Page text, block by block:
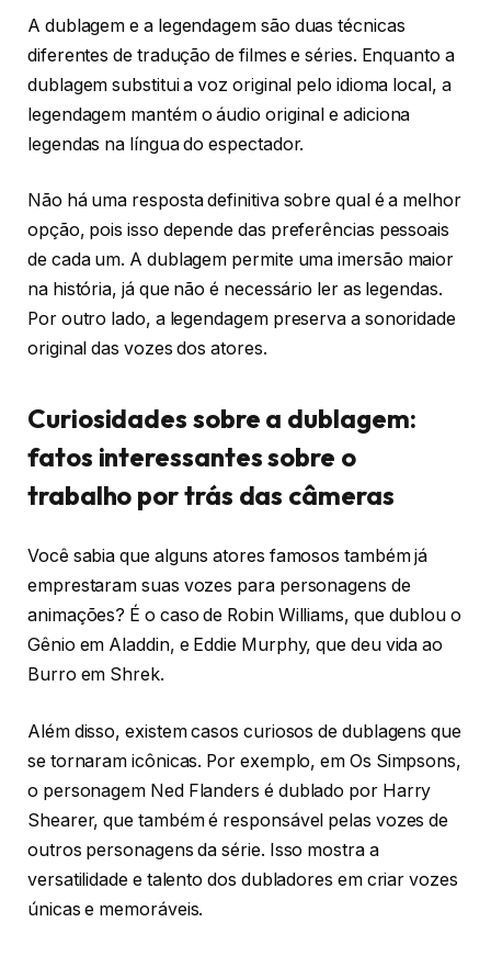
A dublagem e a legendagem são duas técnicas
diferentes de tradução de filmes e séries. Enquanto a
dublagem substitui a voz original pelo idioma local, a
legendagem mantém o áudio original e adiciona
legendas na língua do espectador.
Não há uma resposta definitiva sobre qual é a melhor
opção, pois isso depende das preferências pessoais
de cada um. A dublagem permite uma imersão maior
na história, já que não é necessário ler as legendas.
Por outro lado, a legendagem preserva a sonoridade
original das vozes dos atores.
Curiosidades sobre a dublagem:
fatos interessantes sobre o
trabalho por trás das câmeras
Você sabia que alguns atores famosos também já
emprestaram suas vozes para personagens de
animações? É o caso de Robin Williams, que dublou o
Gênio em Aladdin, e Eddie Murphy, que deu vida ao
Burro em Shrek.
Além disso, existem casos curiosos de dublagens que
se tornaram icônicas. Por exemplo, em Os Simpsons,
o personagem Ned Flanders é dublado por Harry
Shearer, que também é responsável pelas vozes de
outros personagens da série. Isso mostra a
versatilidade e talento dos dubladores em criar vozes
únicas e memoráveis.